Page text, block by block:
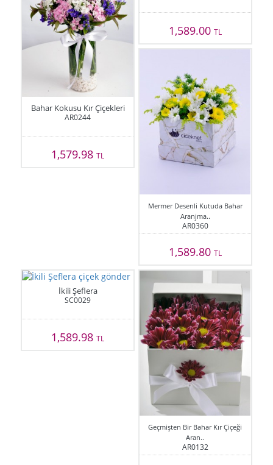
Bahar Kokusu Kır Çiçekleri
AR0244
1,579.98TL
1,589.00 TL
Mermer Desenli Kutuda Bahar
Aranjma..
AR0360
1,589.80 TL
İkili Şeflera
SC0029
1,589.98TL
Geçmişten Bir Bahar Kır Çiçeği
Aran..
AR0132